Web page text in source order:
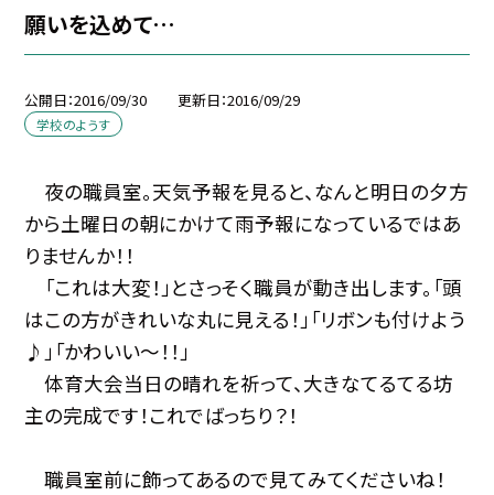
願いを込めて…
公開日 2016/09/30 更新日 2016/09/29
学校のようす
夜の職員室。天気予報を見ると、なんと明日の夕方
から土曜日の朝にかけて雨予報になっているではあ
りませんか！！
「これは大変！」とさっそく職員が動き出します。「頭
はこの方がきれいな丸に見える！」「リボンも付けよう
♪」「かわいい〜！！」
体育大会当日の晴れを祈って、大きなてるてる坊
主の完成です！これでばっちり？！
職員室前に飾ってあるので見てみてくださいね！